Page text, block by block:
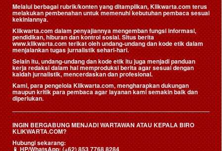
Melalui berbagai rubrik/konten yang ditampilkan, Klikwarta.com terus
melakukan pembenahan untuk memenuhi kebutuhan pembaca sesuai
kekiniannya.
Klikwarta.com dalam penyajiannya mengemban fungsi informasi,
pendidikan, hiburan dan kontrol sosial. Situs berita
www.klikwarta.com terikat oleh undang-undang dan kode etik dalam
menjalankan tugas jurnalistik sehari-hari.
Selain itu, undang-undang dan kode etik itu juga menjadi panduan
kerja redaksi dalam hal memproduksi berita agar sesuai dengan
kaidah jurnalistik, mencerdaskan dan profesional.
Kami, para pengelola Klikwarta.com, mengharapkan dukungan
maupun kritik para pembaca agar layanan kami semakin baik dan
diperlukan.
INGIN BERGABUNG MENJADI WARTAWAN ATAU KEPALA BIRO
KLIKWARTA.COM?
Hubungi sekarang:
📱HP/WhatsApp:(+62) 853 7768 8284